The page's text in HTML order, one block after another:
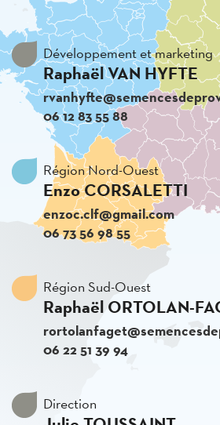
Développement et marketing
Raphaël VAN HYFTE
06 12 83 55 88
Région Nord-Ouest
Enzo CORSALETTI
enzoc.clf@gmail.com
06 73 56 98 55
Région Sud-Ouest
Raphaël ORTOLAN-
06 22 51 39 94
Direction